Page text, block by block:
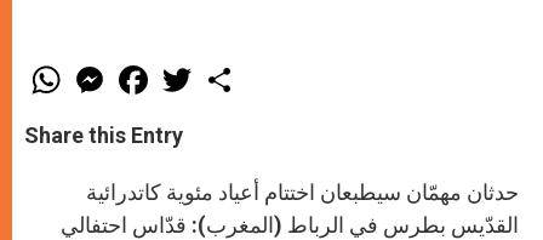
W
h
t
s
M
e
s
e
g
e
r
F
a
e
b
o
k
T
w
r
Share this Entry
حدثان مهمّان سيطبعان اختتام أعياد مئوية كاتدرائية
القدّيس بطرس في الرباط (المغرب): قدّاس احتفالي